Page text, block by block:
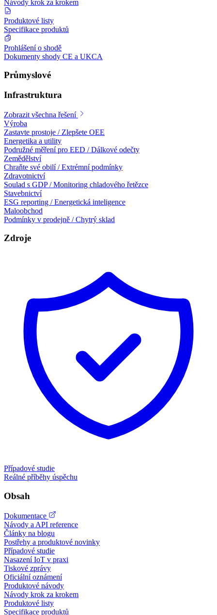
Návody krok za krokem
Produktové listy
Specifikace produktů
Prohlášení o shodě
Dokumenty shody CE a UKCA
Průmyslové
Infrastruktura
Zobrazit všechna řešení
Výroba
Zastavte prostoje / Zlepšete OEE
Energetika a utility
Podružné měření pro EED / Dálkové odečty
Zemědělství
Chraňte své obilí / Extrémní podmínky
Zdravotnictví
Soulad s GDP / Monitoring chladového řetězce
Stavebnictví
ESG reporting / Energetická inteligence
Maloobchod
Podmínky v prodejně / Chytrý sklad
Zdroje
Případové studie
Reálné příběhy úspěchu
Obsah
Dokumentace
Návody a API reference
Články na blogu
Postřehy a produktové novinky
Případové studie
Nasazení IoT v praxi
Tiskové zprávy
Oficiální oznámení
Produktové návody
Návody krok za krokem
Produktové listy
Specifikace produktů